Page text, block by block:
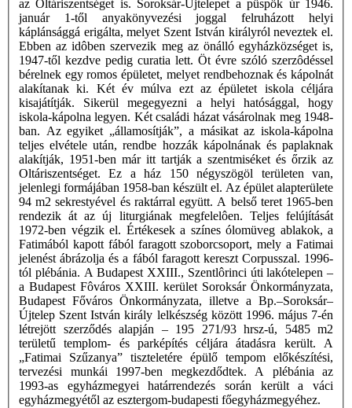
az Oltáriszentséget is. Soroksár-Újtelepet a püspök úr 1946.
január 1-től anyakönyvezési joggal felruházott helyi
káplánsággá erigálta, melyet Szent István királyról neveztek el.
Ebben az idôben szervezik meg az önálló egyházközséget is,
1947-től kezdve pedig curatia lett. Öt évre szóló szerzôdéssel
bérelnek egy romos épületet, melyet rendbehoznak és kápolnát
alakítanak ki. Két év múlva ezt az épületet iskola céljára
kisajátítják. Sikerül megegyezni a helyi hatósággal, hogy
iskola-kápolna legyen. Két családi házat vásárolnak meg 1948-
ban. Az egyiket „államosítják”, a másikat az iskola-kápolna
teljes elvétele után, rendbe hozzák kápolnának és paplaknak
alakítják, 1951-ben már itt tartják a szentmiséket és őrzik az
Oltáriszentséget. Ez a ház 150 négyszögöl területen van,
jelenlegi formájában 1958-ban készült el. Az épület alapterülete
94 m2 sekrestyével és raktárral együtt. A belső teret 1965-ben
rendezik át az új liturgiának megfelelôen. Teljes felújítását
1972-ben végzik el. Értékesek a színes ólomüveg ablakok, a
Fatimából kapott fából faragott szoborcsoport, mely a Fatimai
jelenést ábrázolja és a fából faragott kereszt Corpusszal. 1996-
tól plébánia. A Budapest XXIII., Szentlôrinci úti lakótelepen –
a Budapest Fôváros XXIII. kerület Soroksár Önkormányzata,
Budapest Főváros Önkormányzata, illetve a Bp.–Soroksár–
Újtelep Szent István király lelkészség között 1996. május 7-én
létrejött szerződés alapján – 195 271/93 hrsz-ú, 5485 m2
területű templom- és parképítés céljára átadásra került. A
„Fatimai Szűzanya” tiszteletére épülő tempom előkészítési,
tervezési munkái 1997-ben megkezdődtek. A plébánia az
1993-as egyházmegyei határrendezés során került a váci
egyházmegyétől az esztergom-budapesti főegyházmegyéhez.